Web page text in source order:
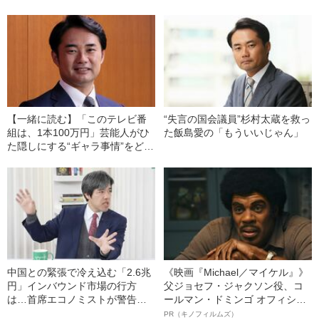
太蔵も熱視線を送る「新興企
業」とは？
もケンカが強い経営者』がいる
会社とは？
【一緒に読む】「このテレビ番
組は、1本100万円」芸能人がひ
た隠しにする“ギャラ事情”をどう
員・杉村太蔵（36）が使った
『マル秘テクニック』
“失言の国会議員”杉村太蔵を救っ
た飯島愛の「もういいじゃん」
中国との緊張で冷え込む「2.6兆
円」インバウンド市場の行方
は…首席エコノミストが警告す
《映画『Michael／マイケル』》
父ジョセフ・ジャクソン役、コ
ールマン・ドミンゴ オフィシャ
ルインタビュー“観客を魅了した
PR（キノフィルムズ）